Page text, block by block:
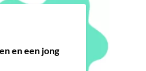
en een jong